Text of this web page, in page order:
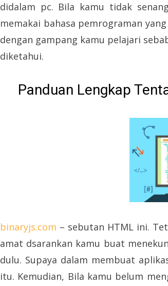
didalam pc. Bila kamu tidak
memakai bahasa pemrograman
dengan gampang kamu pelajari
diketahui.
Panduan Lengkap
binaryjs.com – sebutan HTML ini.
amat dsarankan kamu buat
dulu. Supaya dalam membuat
itu. Kemudian, Bila kamu belum